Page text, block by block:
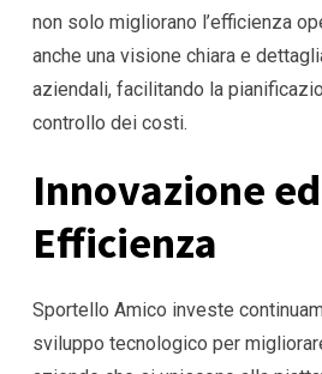
non solo migliorano l’efficienza
anche una visione chiara e
aziendali, facilitando la
controllo dei costi.
Innovazione ed
Efficienza
Sportello Amico investe
sviluppo tecnologico per